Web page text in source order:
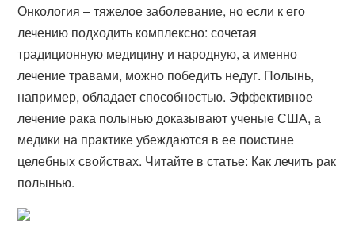
Онкология – тяжелое заболевание, но если к его
лечению подходить комплексно: сочетая
традиционную медицину и народную, а именно
лечение травами, можно победить недуг. Полынь,
например, обладает способностью. Эффективное
лечение рака полынью доказывают ученые США, а
медики на практике убеждаются в ее поистине
целебных свойствах. Читайте в статье: Как лечить рак
полынью.